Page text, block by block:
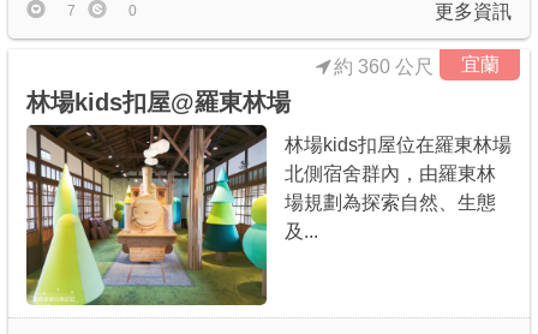
更多資訊
7 0
宜蘭
林場kids扣屋@羅東林場
約 360 公尺
林場kids扣屋位在羅東林場
北側宿舍群內，由羅東林
場規劃為探索自然、生態
及...